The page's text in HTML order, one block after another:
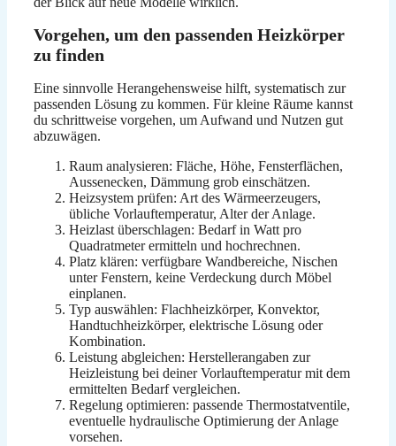
Vorgehen, um den passenden Heizkörper
zu finden
Eine sinnvolle Herangehensweise hilft, systematisch zur
passenden Lösung zu kommen. Für kleine Räume kannst
du schrittweise vorgehen, um Aufwand und Nutzen gut
abzuwägen.
Raum analysieren: Fläche, Höhe, Fensterflächen,
Aussenecken, Dämmung grob einschätzen.
Heizsystem prüfen: Art des Wärmeerzeugers,
übliche Vorlauftemperatur, Alter der Anlage.
Heizlast überschlagen: Bedarf in Watt pro
Quadratmeter ermitteln und hochrechnen.
Platz klären: verfügbare Wandbereiche, Nischen
unter Fenstern, keine Verdeckung durch Möbel
einplanen.
Typ auswählen: Flachheizkörper, Konvektor,
Handtuchheizkörper, elektrische Lösung oder
Kombination.
Leistung abgleichen: Herstellerangaben zur
Heizleistung bei deiner Vorlauftemperatur mit dem
ermittelten Bedarf vergleichen.
Regelung optimieren: passende Thermostatventile,
eventuelle hydraulische Optimierung der Anlage
vorsehen.